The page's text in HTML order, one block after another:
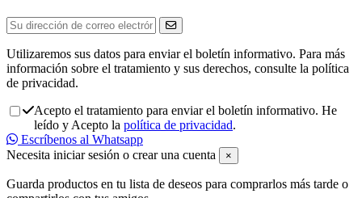
Utilizaremos sus datos para enviar el boletín informativo. Para más
información sobre el tratamiento y sus derechos, consulte la política
de privacidad.
Acepto el tratamiento para enviar el boletín informativo. He
leído y Acepto la política de privacidad.
Escríbenos al Whatsapp
Necesita iniciar sesión o crear una cuenta
×
Guarda productos en tu lista de deseos para comprarlos más tarde o